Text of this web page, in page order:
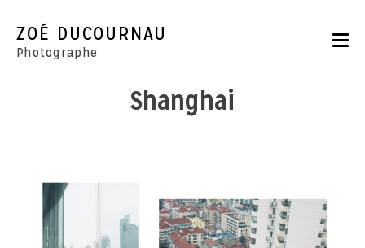
to
content
ZOÉ DUCOURNAU
Photographe
Shanghai
Portraits
CONTACT